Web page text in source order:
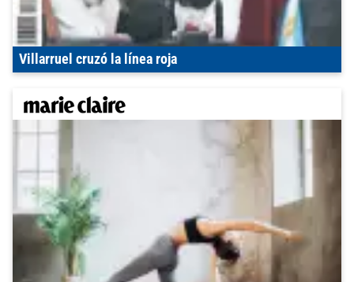
Villarruel cruzó la línea roja